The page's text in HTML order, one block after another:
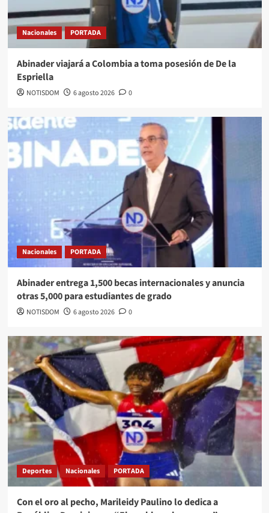
Nacionales PORTADA
Abinader viajará a Colombia a toma posesión de De la
Espriella
NOTISDOM 6 agosto 2026 0
Nacionales PORTADA
Abinader entrega 1,500 becas internacionales y anuncia
otras 5,000 para estudiantes de grado
NOTISDOM 6 agosto 2026 0
Deportes Nacionales PORTADA
Con el oro al pecho, Marileidy Paulino lo dedica a